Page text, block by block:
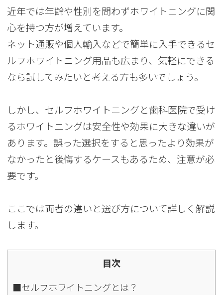
近年では年齢や性別を問わずホワイトニングに関
心を持つ方が増えています。
ネット通販や個人輸入などで簡単に入手できるセ
ルフホワイトニング用品も広まり、気軽にできる
なら試してみたいと考える方も多いでしょう。
しかし、セルフホワイトニングと歯科医院で受け
るホワイトニングは安全性や効果に大きな違いが
あります。誤った選択をすると思ったより効果が
なかったと後悔するケースもあるため、注意が必
要です。
ここでは両者の違いと選び方について詳しく解説
します。
目次
■セルフホワイトニングとは？